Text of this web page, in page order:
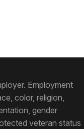
Employment
color, religion,
gender
veteran status